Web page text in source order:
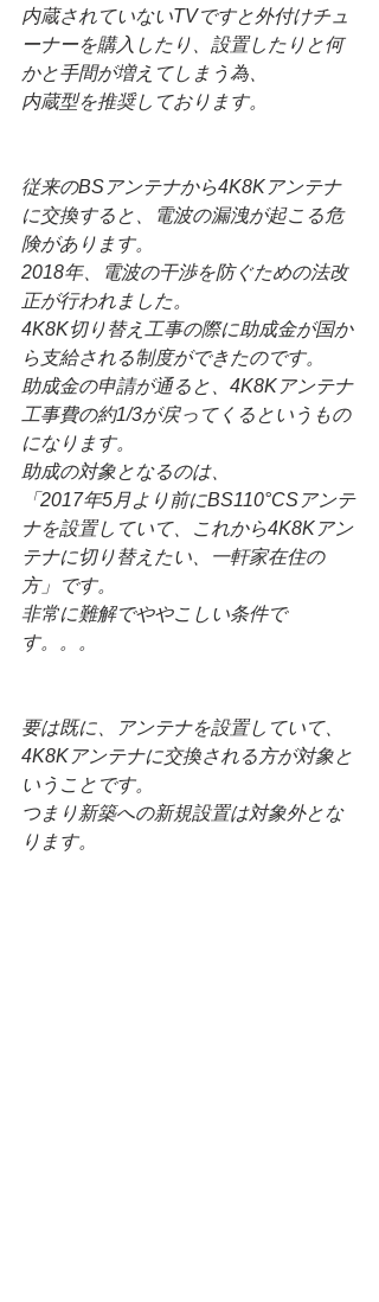
内蔵されていないTVですと外付けチュ
ーナーを購入したり、設置したりと何
かと手間が増えてしまう為、
内蔵型を推奨しております。
従来のBSアンテナから4K8Kアンテナ
に交換すると、電波の漏洩が起こる危
険があります。
2018年、電波の干渉を防ぐための法改
正が行われました。
4K8K切り替え工事の際に助成金が国か
ら支給される制度ができたのです。
助成金の申請が通ると、4K8Kアンテナ
工事費の約1/3が戻ってくるというもの
になります。
助成の対象となるのは、
「2017年5月より前にBS110°CSアンテ
ナを設置していて、これから4K8Kアン
テナに切り替えたい、一軒家在住の
方」です。
非常に難解でややこしい条件で
す。。。
要は既に、アンテナを設置していて、
4K8Kアンテナに交換される方が対象と
いうことです。
つまり新築への新規設置は対象外とな
ります。